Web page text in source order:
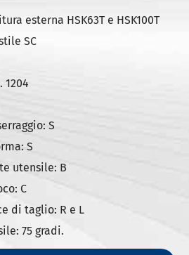
esterna HSK63T e HSK100T
SC
1204
S
S
utensile: B
C
di taglio: R e L
75 gradi.